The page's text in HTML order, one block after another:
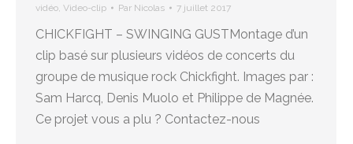
vidéo, Video-clip Par Nicolas 7 juillet 2017
CHICKFIGHT – SWINGING GUSTMontage d’un
clip basé sur plusieurs vidéos de concerts du
groupe de musique rock Chickfight. Images par :
Sam Harcq, Denis Muolo et Philippe de Magnée.
Ce projet vous a plu ? Contactez-nous